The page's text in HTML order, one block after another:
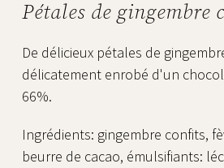
Pétales de gingembre
De délicieux pétales de
délicatement enrobé d'un
66%.
Ingrédients: gingembre confits,
beurre de cacao, émulsifiants: